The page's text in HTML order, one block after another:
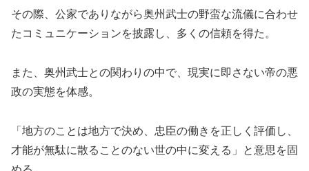
その際、公家でありながら奥州武士の野蛮な流儀に合わせ
たコミュニケーションを披露し、多くの信頼を得た。
また、奥州武士との関わりの中で、現実に即さない帝の悪
政の実態を体感。
「地方のことは地方で決め、忠臣の働きを正しく評価し、
才能が無駄に散ることのない世の中に変える」と意思を固